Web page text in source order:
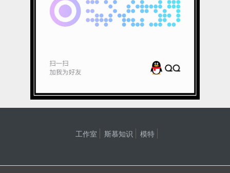
工作室 斯慕知识 模特